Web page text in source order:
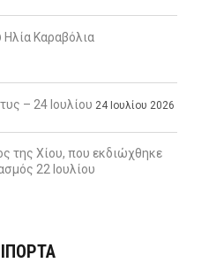
Ηλία Καραβόλια
– 24 Ιουλίου 24 Ιουλίου 2026
της Χίου, που εκδιώχθηκε
22 Ιουλίου